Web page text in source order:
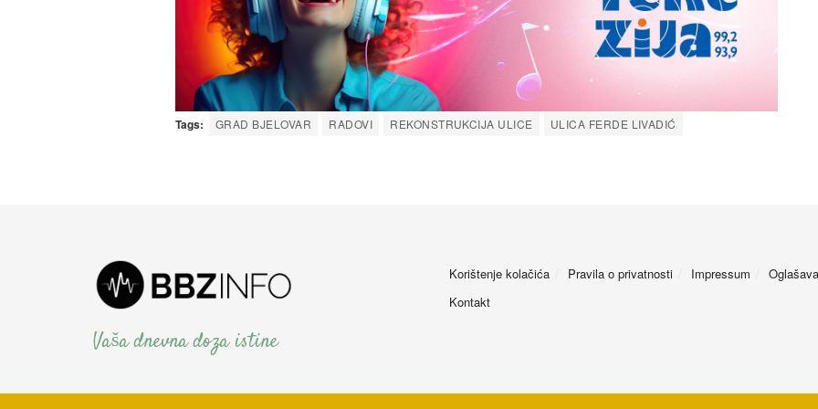
Tags: GRAD BJELOVAR RADOVI REKONSTRUKCIJA ULICE ULICA FERDE LIVADIĆ
Vaša dnevna doza istine
Korištenje kolačića Pravila o privatnosti Impressum
Kontakt